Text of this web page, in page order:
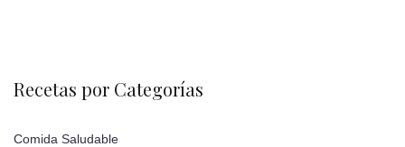
Recetas por Categorías
Comida Saludable